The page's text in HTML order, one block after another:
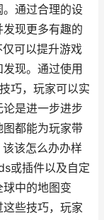
通过合理的设
现更多有趣的
可以提升游戏
现。通过使用
巧，玩家可以实
是进一步进步
都能为玩家带
该怎么办办样
或插件以及自定
中的地图变
些技巧，玩家